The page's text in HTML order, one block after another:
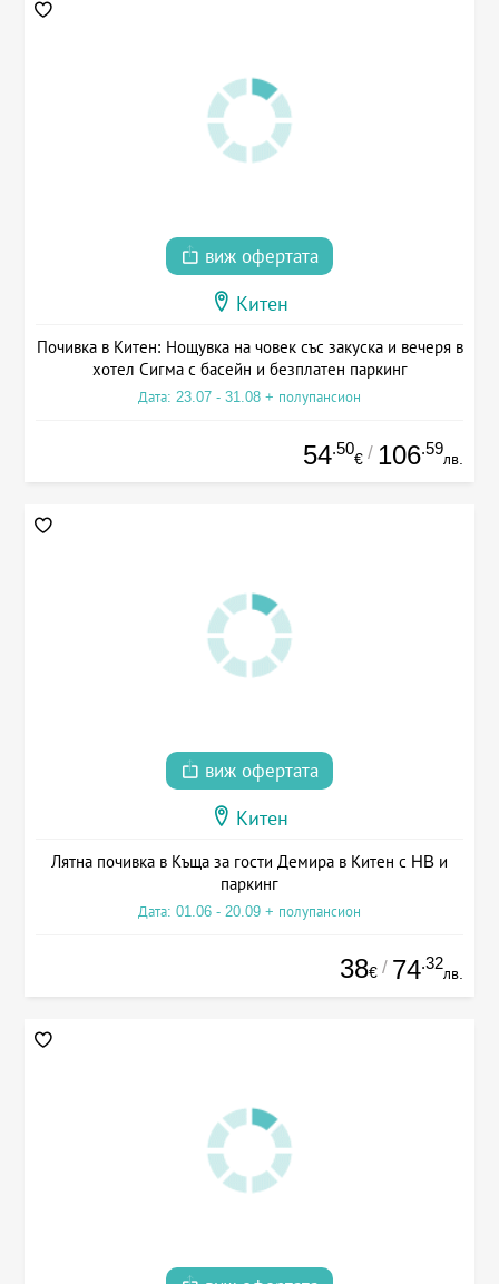
виж офертата
Китен
Почивка в Китен: Нощувка на човек със закуска и вечеря в
хотел Сигма с басейн и безплатен паркинг
Дата: 23.07 - 31.08 + полупансион
54.50
€ / 106.59
лв.
виж офертата
Китен
Лятна почивка в Къща за гости Демира в Китен с HB и
паркинг
Дата: 01.06 - 20.09 + полупансион
38€ / 74.32
лв.